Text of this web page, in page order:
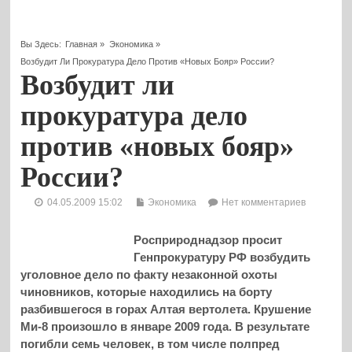
Вы Здесь: Главная » Экономика»
Возбудит Ли Прокуратура Дело Против «новых Бояр» России?
Возбудит ли
прокуратура дело
против «новых бояр»
России?
04.05.2009 15:02 Экономика Нет комментариев
Росприроднадзор просит
Генпрокуратуру РФ возбудить
уголовное дело по факту незаконной охоты
чиновников, которые находились на борту
разбившегося в горах Алтая вертолета. Крушение
Ми-8 произошло в январе 2009 года. В результате
погибли семь человек, в том числе полпред